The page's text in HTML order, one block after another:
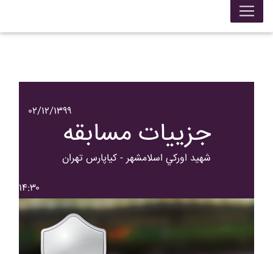
۰۲/۱۲/۱۳۹۹
جزییات مسابقه
شهيد اورکي اسلامشهر - کياپارس تهران
۱۴:۳۰